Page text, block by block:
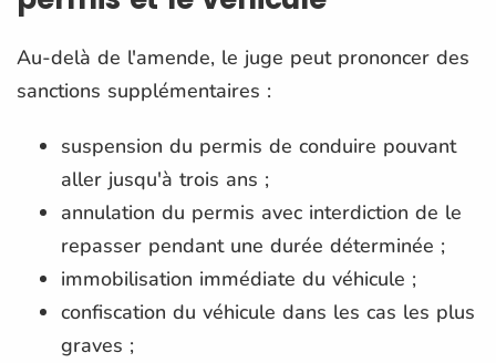
Au-delà de l'amende, le juge peut prononcer des
sanctions supplémentaires :
suspension du permis de conduire pouvant
aller jusqu'à trois ans ;
annulation du permis avec interdiction de le
repasser pendant une durée déterminée ;
immobilisation immédiate du véhicule ;
confiscation du véhicule dans les cas les plus
graves ;